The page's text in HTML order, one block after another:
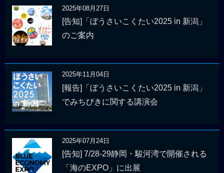
2025年08月27日
[告知]「ぼうさいこくたい2025 in 新潟」
のご案内
2025年11月04日
[報告]「ぼうさいこくたい2025 in 新潟」
でみちびきに関する講演会
2025年07月24日
[告知] 7/28-29静岡・駿河湾で開催される
「海のEXPO」に出展